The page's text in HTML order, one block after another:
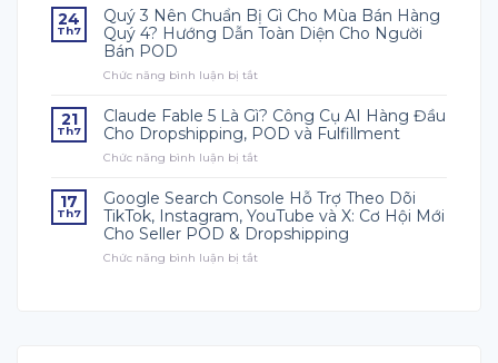
Đầu
Từ
Đâu?
Chi
Phí
Trong
Mà
Người
Mới
24
Th7
Quý 3 Nên Chuẩn Bị Gì Cho Mùa Bán Hàng
Quý 4? Hướng Dẫn Toàn Diện Cho Người
Bán POD
Chức năng bình luận bị tắt
3
Nên
Chuẩn
Cho
Mùa
Bán
Hàng
21
Th7
Claude Fable 5 Là Gì? Công Cụ AI Hàng Đầu
Cho Dropshipping, POD và Fulfillment
Chức năng bình luận bị tắt
Fable
5
Là
Gì?
17
Th7
Google Search Console Hỗ Trợ Theo Dõi
TikTok, Instagram, YouTube và X: Cơ Hội Mới
Cho Seller POD & Dropshipping
Chức năng bình luận bị tắt